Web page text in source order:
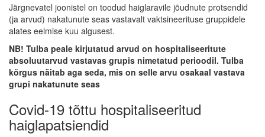
Järgnevatel joonistel on toodud haiglaravile jõudnute protsendid
(ja arvud) nakatunute seas vastavalt vaktsineerituse gruppidele
alates eelmise kuu algusest.
NB! Tulba peale kirjutatud arvud on hospitaliseeritute
absoluutarvud vastavas grupis nimetatud perioodil. Tulba
kõrgus näitab aga seda, mis on selle arvu osakaal vastava
grupi nakatunute seas
Covid-19 tõttu hospitaliseeritud
haiglapatsiendid